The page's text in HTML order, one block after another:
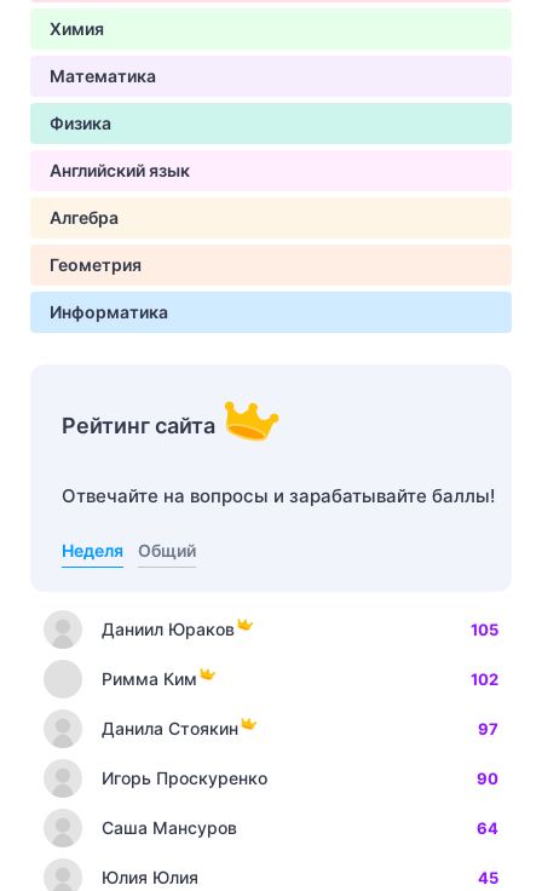
Химия
Математика
Физика
Английский язык
Алгебра
Геометрия
Информатика
Рейтинг сайта
Отвечайте на вопросы и зарабатывайте баллы!
Неделя Общий
Даниил Юраков 105
Римма Ким 102
Данила Стоякин 97
Игорь Проскуренко 90
Саша Мансуров 64
Юлия Юлия 45